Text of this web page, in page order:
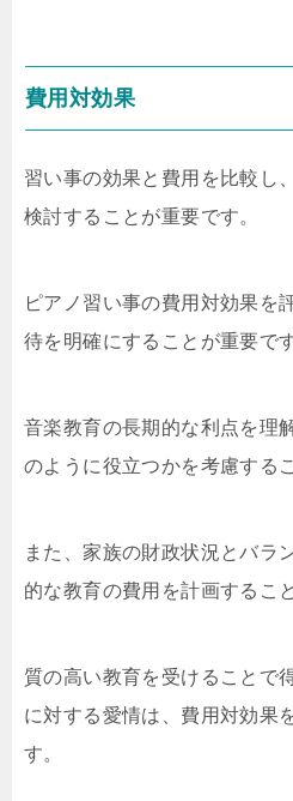
費用対効果
習い事の効果と費用を比較し
検討することが重要です。
ピアノ習い事の費用対効果を
待を明確にすることが重要です
音楽教育の長期的な利点を理
のように役立つかを考慮する
また、家族の財政状況とバラ
的な教育の費用を計画するこ
質の高い教育を受けることで
に対する愛情は、費用対効果
す。